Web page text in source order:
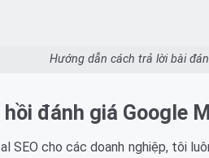
Hướng dẫn cách trả lời bài
đánh giá Google
cho các doanh nghiệp, tôi